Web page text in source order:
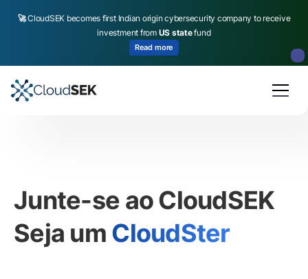
🚀CloudSEK becomes first Indian origin cybersecurity company to receive
investment from US statefund
Read more
Junte-se ao CloudSEK
Seja um CloudSter